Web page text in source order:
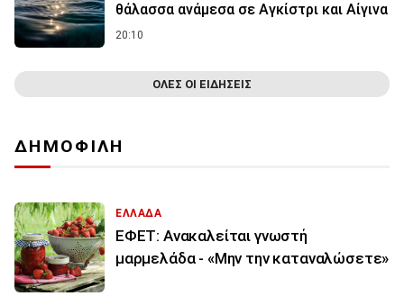
θάλασσα ανάμεσα σε Αγκίστρι και Αίγινα
20:10
ΟΛΕΣ ΟΙ ΕΙΔΗΣΕΙΣ
ΔΗΜΟΦΙΛΗ
ΕΛΛΑΔΑ
ΕΦΕΤ: Ανακαλείται γνωστή
μαρμελάδα - «Μην την καταναλώσετε»